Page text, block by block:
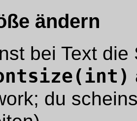
ändern
bei Text
du